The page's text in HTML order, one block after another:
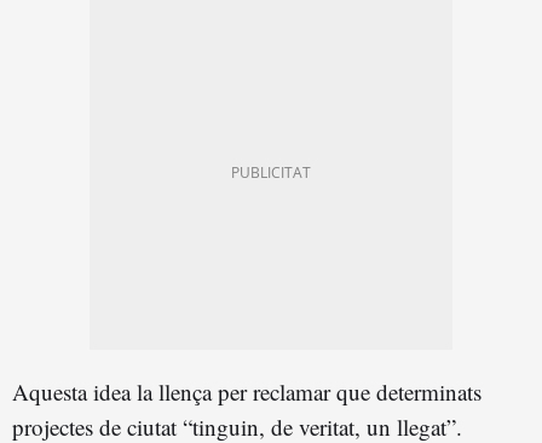
Aquesta idea la llença per reclamar que determinats
projectes de ciutat “tinguin, de veritat, un llegat”.